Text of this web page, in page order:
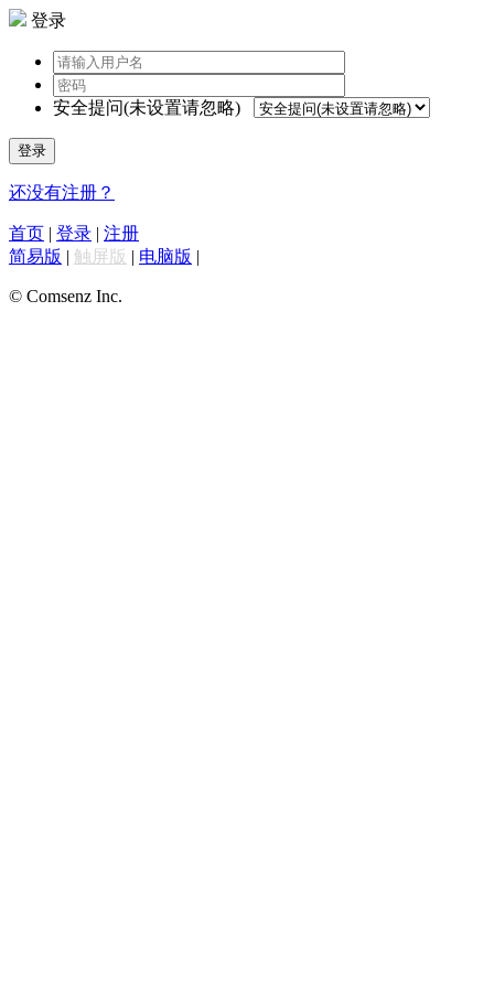
登录
安全提问(未设置请忽略)
登录
还没有注册？
首页 | 登录 | 注册
简易版 | 触屏版 | 电脑版 |
© Comsenz Inc.